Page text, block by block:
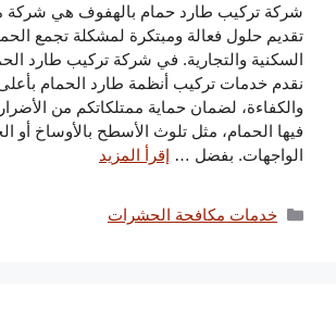
شركة تركيب طارد حمام بالهفوف هي
تقديم حلول فعالة ومبتكرة لمشكلة تجمع
السكنية والتجارية. في شركة تركيب طارد
نقدم خدمات تركيب أنظمة طارد الحمام بأعلى
والكفاءة، لضمان حماية ممتلكاتكم من
فيها الحمام، مثل تلوث الأسطح بالأوساخ أو
الواجهات. بفضل … إقرأ المزيد
التصنيفات
خدمات مكافحة الحشرات